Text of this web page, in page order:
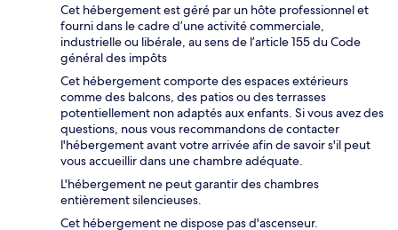
Cet hébergement est géré par un hôte professionnel et
fourni dans le cadre d’une activité commerciale,
industrielle ou libérale, au sens de l’article 155 du Code
général des impôts
Cet hébergement comporte des espaces extérieurs
comme des balcons, des patios ou des terrasses
potentiellement non adaptés aux enfants. Si vous avez des
questions, nous vous recommandons de contacter
l'hébergement avant votre arrivée afin de savoir s'il peut
vous accueillir dans une chambre adéquate.
L'hébergement ne peut garantir des chambres
entièrement silencieuses.
Cet hébergement ne dispose pas d'ascenseur.